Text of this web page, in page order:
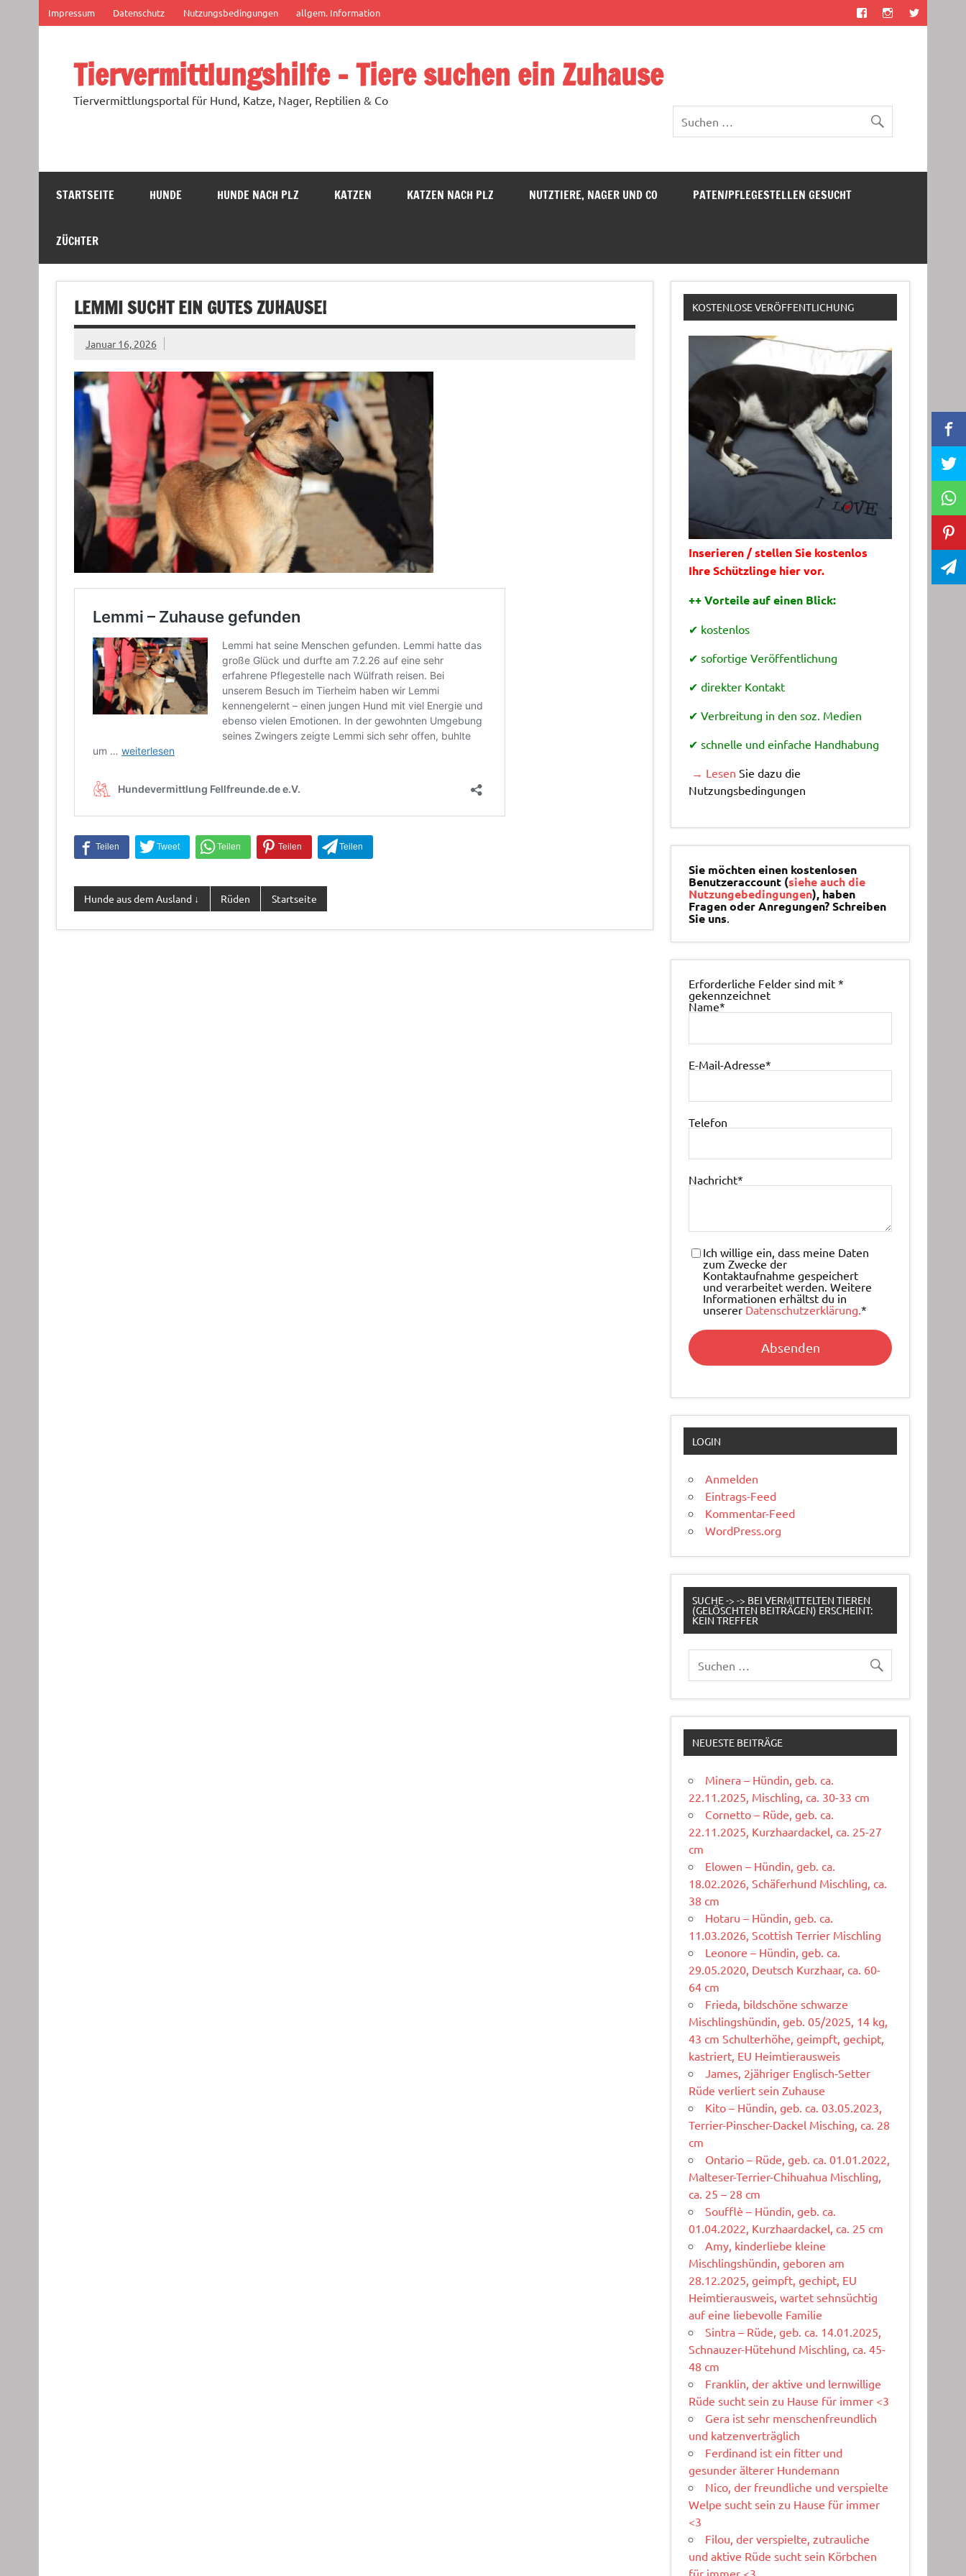
springen
Impressum Datenschutz Nutzungsbedingungen allgem. Information
Tiervermittlungshilfe – Tiere suchen ein Zuhause
Tiervermittlungsportal für Hund, Katze, Nager, Reptilien & Co
STARTSEITE HUNDE HUNDE NACH PLZ KATZEN KATZEN NACH PLZ NUTZTIERE, NAGER UND CO PATEN/PFLEGESTELLEN GESUCHT
ZÜCHTER
LEMMI SUCHT EIN GUTES ZUHAUSE!
Januar 16, 2026
Hunde aus dem Ausland ↓ Rüden Startseite
KOSTENLOSE VERÖFFENTLICHUNG
Inserieren / stellen Sie kostenlos
Ihre Schützlinge hier vor.
++ Vorteile auf einen Blick:
✔ kostenlos
✔ sofortige Veröffentlichung
✔ direkter Kontakt
✔ Verbreitung in den soz. Medien
✔ schnelle und einfache Handhabung
→ Lesen Sie dazu die
Nutzungsbedingungen
Sie möchten einen kostenlosen
Benutzeraccount (siehe auch die
Nutzungebedingungen), haben
Fragen oder Anregungen? Schreiben
Sie uns.
Erforderliche Felder sind mit*
gekennzeichnet
Name*
E-Mail-Adresse*
Telefon
Nachricht*
Ich willige ein, dass meine Daten
zum Zwecke der
Kontaktaufnahme gespeichert
und verarbeitet werden. Weitere
Informationen erhältst du in
unserer Datenschutzerklärung.*
LOGIN
Anmelden
Eintrags-Feed
Kommentar-Feed
WordPress.org
SUCHE -> -> BEI VERMITTELTEN TIEREN
(GELÖSCHTEN BEITRÄGEN) ERSCHEINT:
KEIN TREFFER
NEUESTE BEITRÄGE
Minera – Hündin, geb. ca.
22.11.2025, Mischling, ca. 30-33 cm
Cornetto – Rüde, geb. ca.
22.11.2025, Kurzhaardackel, ca. 25-27
cm
Elowen – Hündin, geb. ca.
18.02.2026, Schäferhund Mischling, ca.
38 cm
Hotaru – Hündin, geb. ca.
11.03.2026, Scottish Terrier Mischling
Leonore – Hündin, geb. ca.
29.05.2020, Deutsch Kurzhaar, ca. 60-
64 cm
Frieda, bildschöne schwarze
Mischlingshündin, geb. 05/2025, 14 kg,
43 cm Schulterhöhe, geimpft, gechipt,
kastriert, EU Heimtierausweis
James, 2jähriger Englisch-Setter
Rüde verliert sein Zuhause
Kito – Hündin, geb. ca. 03.05.2023,
Terrier-Pinscher-Dackel Misching, ca. 28
cm
Ontario – Rüde, geb. ca. 01.01.2022,
Malteser-Terrier-Chihuahua Mischling,
ca. 25 – 28 cm
Soufflè – Hündin, geb. ca.
01.04.2022, Kurzhaardackel, ca. 25 cm
Amy, kinderliebe kleine
Mischlingshündin, geboren am
28.12.2025, geimpft, gechipt, EU
Heimtierausweis, wartet sehnsüchtig
auf eine liebevolle Familie
Sintra – Rüde, geb. ca. 14.01.2025,
Schnauzer-Hütehund Mischling, ca. 45-
48 cm
Franklin, der aktive und lernwillige
Rüde sucht sein zu Hause für immer <3
Gera ist sehr menschenfreundlich
und katzenverträglich
Ferdinand ist ein fitter und
gesunder älterer Hundemann
Nico, der freundliche und verspielte
Welpe sucht sein zu Hause für immer
<3
Filou, der verspielte, zutrauliche
und aktive Rüde sucht sein Körbchen